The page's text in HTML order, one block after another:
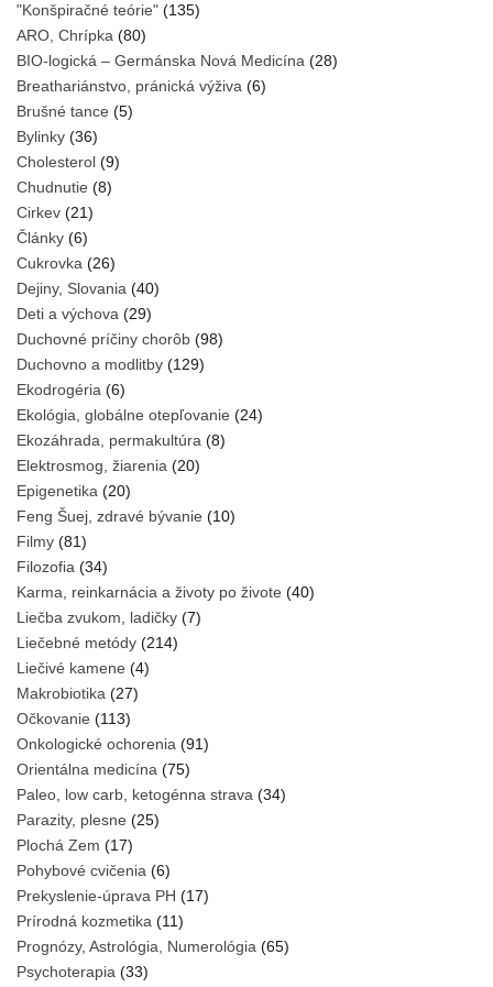
"Konšpiračné teórie" (135)
ARO, Chrípka (80)
BIO-logická – Germánska Nová Medicína (28)
Breathariánstvo, pránická výživa (6)
Brušné tance (5)
Bylinky (36)
Cholesterol (9)
Chudnutie (8)
Cirkev (21)
Články (6)
Cukrovka (26)
Dejiny, Slovania (40)
Deti a výchova (29)
Duchovné príčiny chorôb (98)
Duchovno a modlitby (129)
Ekodrogéria (6)
Ekológia, globálne otepľovanie (24)
Ekozáhrada, permakultúra (8)
Elektrosmog, žiarenia (20)
Epigenetika (20)
Feng Šuej, zdravé bývanie (10)
Filmy (81)
Filozofia (34)
Karma, reinkarnácia a životy po živote (40)
Liečba zvukom, ladičky (7)
Liečebné metódy (214)
Liečivé kamene (4)
Makrobiotika (27)
Očkovanie (113)
Onkologické ochorenia (91)
Orientálna medicína (75)
Paleo, low carb, ketogénna strava (34)
Parazity, plesne (25)
Plochá Zem (17)
Pohybové cvičenia (6)
Prekyslenie-úprava PH (17)
Prírodná kozmetika (11)
Prognózy, Astrológia, Numerológia (65)
Psychoterapia (33)